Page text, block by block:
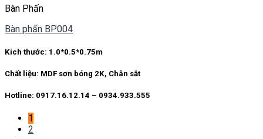
Bàn Phấn
Bàn phấn BP004
Kích thước: 1.0*0.5*0.75m
Chất liệu: MDF sơn bóng 2K, Chân sắt
Hotline: 0917.16.12.14 – 0934.933.555
1
2